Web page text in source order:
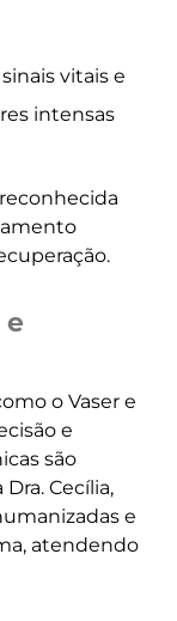
vitais e
intensas
e
o Vaser e
e
são
Cecília,
e
atendendo